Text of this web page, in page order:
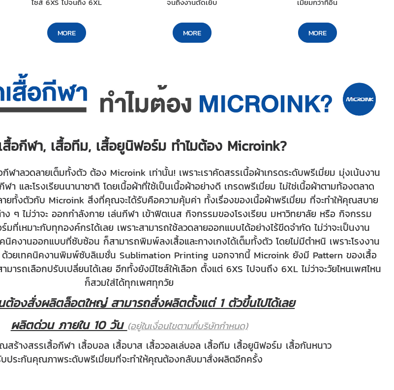
MORE MORE MORE
อกีฬา, เสื้อทีม, เสื้อยูนิฟอร์ม ทำไมต้อง Microink?
าลวดลายเต็มทั้งตัว ต้อง Microink เท่านั้น! เพราะเราคัดสรรเนื้อผ้าเกรดระดับพรีเมี่ยม มุ่งเน้นงาน
า และโรงเรียนนานาชาติ โดยเนื้อผ้าที่ใช้เป็นเนื้อผ้าอย่างดี เกรดพรีเมี่ยม ไม่ใช่เนื้อผ้าตามท้องตลาด
ยทั้งตัวกับ Microink สิ่งที่คุณจะได้รับคือความคุ้มค่า ทั้งเรื่องของเนื้อผ้าพรีเมี่ยม ที่จะทำให้คุณสบาย
ง ๆ ไม่ว่าจะ ออกกำลังกาย เล่นกีฬา เข้าฟิตเนส กิจกรรมของโรงเรียน มหาวิทยาลัย หรือ กิจกรรม
เหมาะกับทุกองค์กรได้เลย เพราะสามารถใช้ลวดลายออกแบบได้อย่างไร้ขีดจำกัด ไม่ว่าจะเป็นงาน
นิคงานออกแบบที่ซับซ้อน ก็สามารถพิมพ์ลงเสื้อและกางเกงได้เต็มทั้งตัว โดยไม่มีตำหนิ เพราะโรงงาน
วยเทคนิคงานพิมพ์ซับลิเมชั่น Sublimation Printing นอกจากนี้ Microink ยังมี Pattern ของเสื้อ
มารถเลือกปรับเปลี่ยนได้เลย อีกทั้งยังมีไซส์ให้เลือก ตั้งแต่ 6XS ไปจนถึง 6XL ไม่ว่าจะวัยไหนเพศไหน
ก็สวมใส่ได้ทุกเพศทุกวัย
นต้องสั่งผลิตล็อตใหญ่ สามารถสั่งผลิตตั้งแต่ 1 ตัวขึ้นไปได้เลย
ผลิตด่วน ภายใน 10 วัน(อยู่ในเงื่อนไขตามที่บริษัทกำหนด)
สร้างสรรเสื้อกีฬา เสื้อบอล เสื้อบาส เสื้อวอลเล่บอล เสื้อทีม เสื้อยูนิฟอร์ม เสื้อกันหนาว
ประกันคุณภาพระดับพรีเมี่ยมที่จะทำให้คุณต้องกลับมาสั่งผลิตอีกครั้ง